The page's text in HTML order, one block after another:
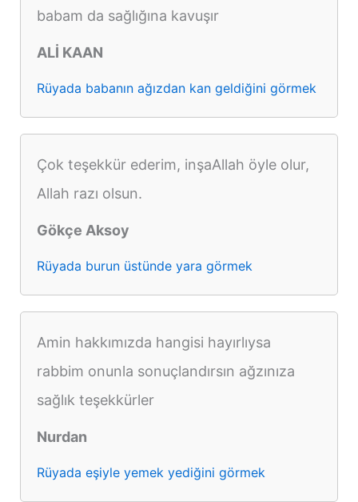
babam da sağlığına kavuşır
ALİ KAAN
Rüyada babanın ağızdan kan geldiğini görmek
Çok teşekkür ederim, inşaAllah öyle olur,
Allah razı olsun.
Gökçe Aksoy
Rüyada burun üstünde yara görmek
Amin hakkımızda hangisi hayırlıysa
rabbim onunla sonuçlandırsın ağzınıza
sağlık teşekkürler
Nurdan
Rüyada eşiyle yemek yediğini görmek